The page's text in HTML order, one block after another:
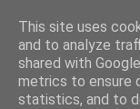
Brice
This site uses
and to analyze
shared with
metrics to ensure
statistics, and to